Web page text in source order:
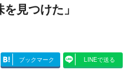
見つけた」
ブックマーク LINEで送る